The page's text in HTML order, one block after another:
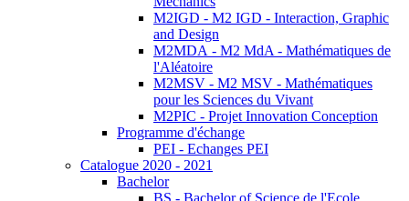
M2IGD - M2 IGD - Interaction, Graphic
and Design
M2MDA - M2 MdA - Mathématiques de
l'Aléatoire
M2MSV - M2 MSV - Mathématiques
pour les Sciences du Vivant
M2PIC - Projet Innovation Conception
Programme d'échange
PEI - Echanges PEI
Catalogue 2020 - 2021
Bachelor
BS - Bachelor of Science de l'Ecole